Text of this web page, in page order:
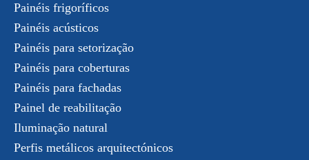
Painéis frigoríficos
Painéis acústicos
Painéis para setorização
Painéis para coberturas
Painéis para fachadas
Painel de reabilitação
Iluminação natural
Perfis metálicos arquitectónicos